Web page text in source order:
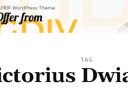
TAG